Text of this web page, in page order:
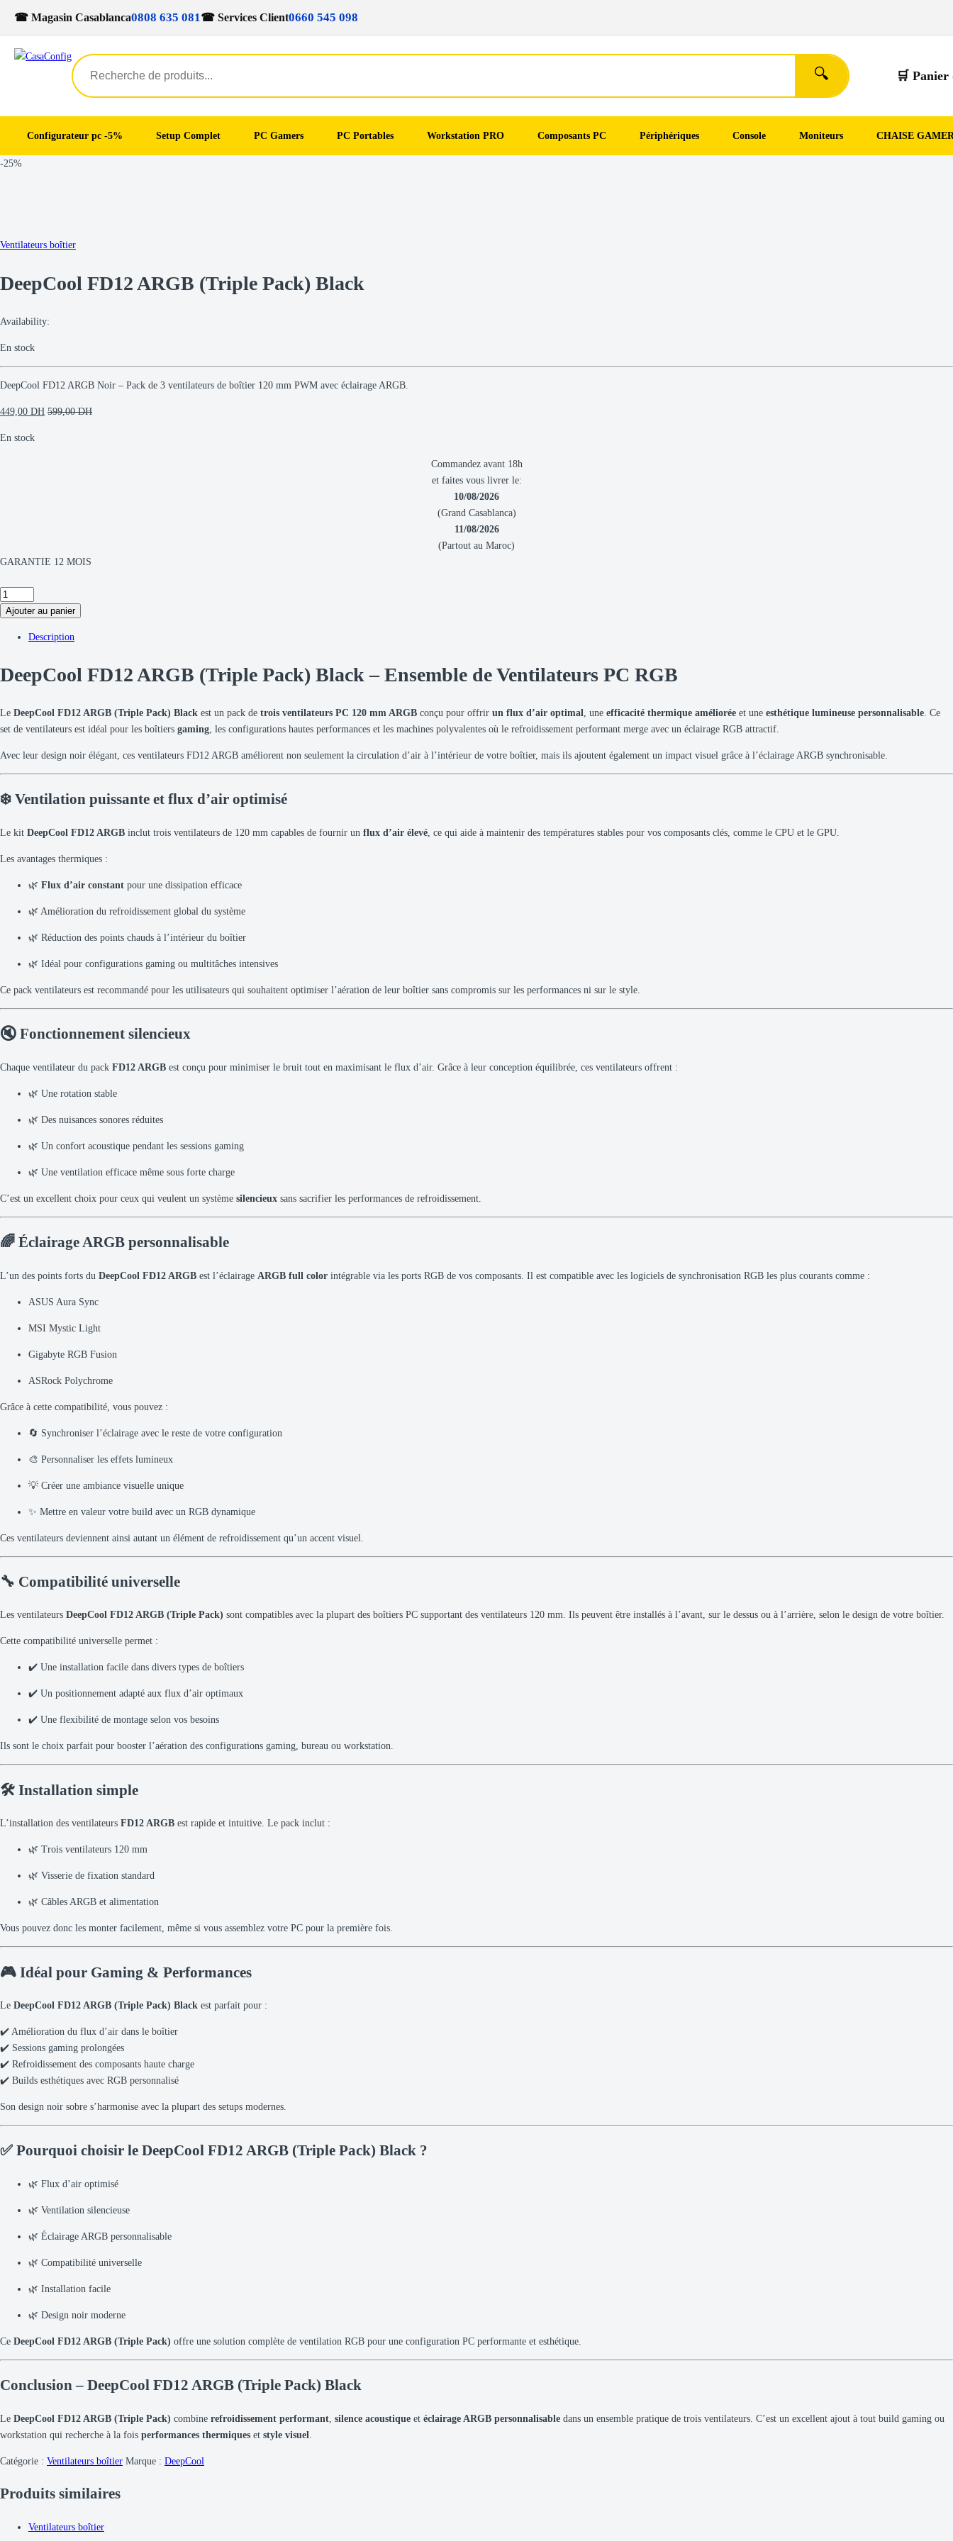
☎ Magasin Casablanca0808 635 081☎ Services Client0660 545 098
🔍 🛒 Panier
Configurateur pc -5% Setup Complet PC Gamers PC Portables Workstation PRO Composants PC Périphériques Console Moniteurs CHAISE
Skip
Skip
-25%
Ventilateurs boîtier
DeepCool FD12 ARGB (Triple Pack) Black
Availability:
En stock
DeepCool FD12 ARGB Noir – Pack de 3 ventilateurs de boîtier 120 mm PWM avec éclairage ARGB.
449,00 DH 599,00DH
En stock
Commandez avant 18h
et faites vous livrer le:
10/08/2026
(Grand Casablanca)
11/08/2026
(Partout au Maroc)
GARANTIE 12 MOIS
DeepCool
FD12
(Triple
Black
Ajouter au panier
Description
DeepCool FD12 ARGB (Triple Pack) Black – Ensemble de Ventilateurs PC RGB
Le DeepCool FD12 ARGB (Triple Pack) Black est un pack de trois ventilateurs PC 120 mm ARGB conçu pour offrir un flux d’air optimal, une efficacité thermique améliorée et une esthétique lumineuse personnalisable. Ce
set de ventilateurs est idéal pour les boîtiers gaming, les configurations hautes performances et les machines polyvalentes où le refroidissement performant merge avec un éclairage RGB attractif.
Avec leur design noir élégant, ces ventilateurs FD12 ARGB améliorent non seulement la circulation d’air à l’intérieur de votre boîtier, mais ils ajoutent également un impact visuel grâce à l’éclairage ARGB synchronisable.
❄️ Ventilation puissante et flux d’air optimisé
Le kit DeepCool FD12 ARGB inclut trois ventilateurs de 120 mm capables de fournir un flux d’air élevé , ce qui aide à maintenir des températures stables pour vos composants clés, comme le CPU et le GPU.
Les avantages thermiques :
🌿 Flux d’air constant pour une dissipation efficace
🌿 Amélioration du refroidissement global du système
🌿 Réduction des points chauds à l’intérieur du boîtier
🌿 Idéal pour configurations gaming ou multitâches intensives
Ce pack ventilateurs est recommandé pour les utilisateurs qui souhaitent optimiser l’aération de leur boîtier sans compromis sur les performances ni sur le style.
🔇 Fonctionnement silencieux
Chaque ventilateur du pack FD12 ARGB est conçu pour minimiser le bruit tout en maximisant le flux d’air. Grâce à leur conception équilibrée, ces ventilateurs offrent :
🌿 Une rotation stable
🌿 Des nuisances sonores réduites
🌿 Un confort acoustique pendant les sessions gaming
🌿 Une ventilation efficace même sous forte charge
C’est un excellent choix pour ceux qui veulent un système silencieux sans sacrifier les performances de refroidissement.
🌈 Éclairage ARGB personnalisable
L’un des points forts du DeepCool FD12 ARGB est l’éclairage ARGB full color intégrable via les ports RGB de vos composants. Il est compatible avec les logiciels de synchronisation RGB les plus courants comme :
ASUS Aura Sync
MSI Mystic Light
Gigabyte RGB Fusion
ASRock Polychrome
Grâce à cette compatibilité, vous pouvez :
🔄 Synchroniser l’éclairage avec le reste de votre configuration
🎨 Personnaliser les effets lumineux
💡 Créer une ambiance visuelle unique
✨ Mettre en valeur votre build avec un RGB dynamique
Ces ventilateurs deviennent ainsi autant un élément de refroidissement qu’un accent visuel.
🔧 Compatibilité universelle
Les ventilateurs DeepCool FD12 ARGB (Triple Pack) sont compatibles avec la plupart des boîtiers PC supportant des ventilateurs 120 mm. Ils peuvent être installés à l’avant, sur le dessus ou à l’arrière, selon le design de votre boîtier.
Cette compatibilité universelle permet :
✔️ Une installation facile dans divers types de boîtiers
✔️ Un positionnement adapté aux flux d’air optimaux
✔️ Une flexibilité de montage selon vos besoins
Ils sont le choix parfait pour booster l’aération des configurations gaming, bureau ou workstation.
🛠️ Installation simple
L’installation des ventilateurs FD12 ARGB est rapide et intuitive. Le pack inclut :
🌿 Trois ventilateurs 120 mm
🌿 Visserie de fixation standard
🌿 Câbles ARGB et alimentation
Vous pouvez donc les monter facilement, même si vous assemblez votre PC pour la première fois.
🎮 Idéal pour Gaming & Performances
Le DeepCool FD12 ARGB (Triple Pack) Black est parfait pour :
✔️ Amélioration du flux d’air dans le boîtier
✔️ Sessions gaming prolongées
✔️ Refroidissement des composants haute charge
✔️ Builds esthétiques avec RGB personnalisé
Son design noir sobre s’harmonise avec la plupart des setups modernes.
✅ Pourquoi choisir le DeepCool FD12 ARGB (Triple Pack) Black ?
🌿 Flux d’air optimisé
🌿 Ventilation silencieuse
🌿 Éclairage ARGB personnalisable
🌿 Compatibilité universelle
🌿 Installation facile
🌿 Design noir moderne
Ce DeepCool FD12 ARGB (Triple Pack) offre une solution complète de ventilation RGB pour une configuration PC performante et esthétique.
Conclusion – DeepCool FD12 ARGB (Triple Pack) Black
Le DeepCool FD12 ARGB (Triple Pack) combine refroidissement performant silence acoustique et éclairage ARGB personnalisable dans un ensemble pratique de trois ventilateurs. C’est un excellent ajout à tout build gaming ou
workstation qui recherche à la fois performances thermiques et style visuel
Catégorie : Ventilateurs boîtier Marque : DeepCool
Produits similaires
Ventilateurs boîtier